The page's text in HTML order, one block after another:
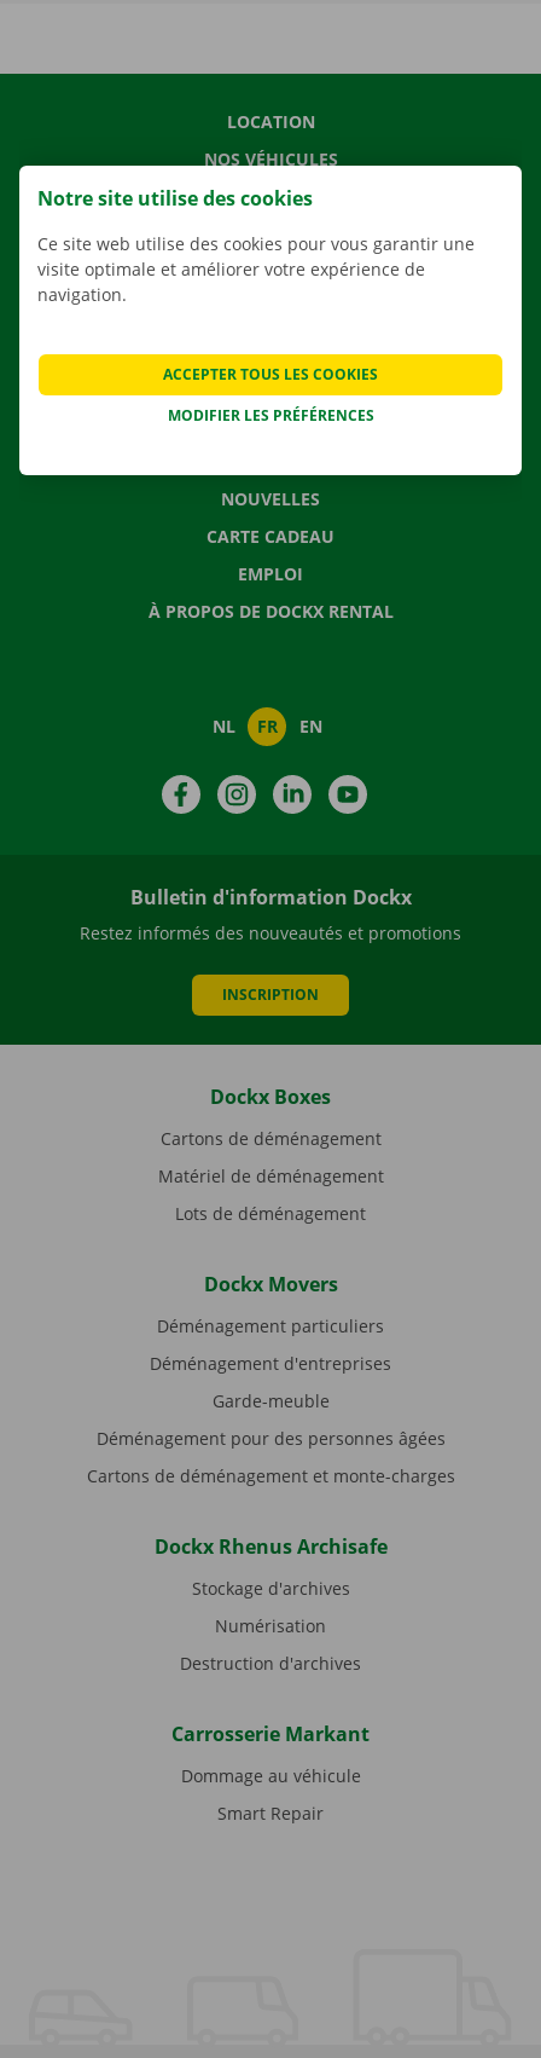
LOCATION
NOS VÉHICULES
NOS SERVICES
AGENCES
APPLI
CONTACTEZ NOUS
NOUVELLES
CARTE CADEAU
EMPLOI
À PROPOS DE DOCKX RENTAL
NL FR EN
FacebookInstagramLinkedIn
Bulletin d'information Dockx
Restez informés des nouveautés et promotions
INSCRIPTION
Dockx Boxes
Cartons de déménagement
Matériel de déménagement
Lots de déménagement
Dockx Movers
Déménagement particuliers
Déménagement d'entreprises
Garde-meuble
Déménagement pour des personnes âgées
Cartons de déménagement et monte-charges
Dockx Rhenus Archisafe
Stockage d'archives
Numérisation
Destruction d'archives
Carrosserie Markant
Dommage au véhicule
Smart Repair
Notre site utilise des cookies
Ce site web utilise des cookies pour vous garantir une
visite optimale et améliorer votre expérience de
navigation.
MODIFIER LES PRÉFÉRENCES
ACCEPTER TOUS LES COOKIES